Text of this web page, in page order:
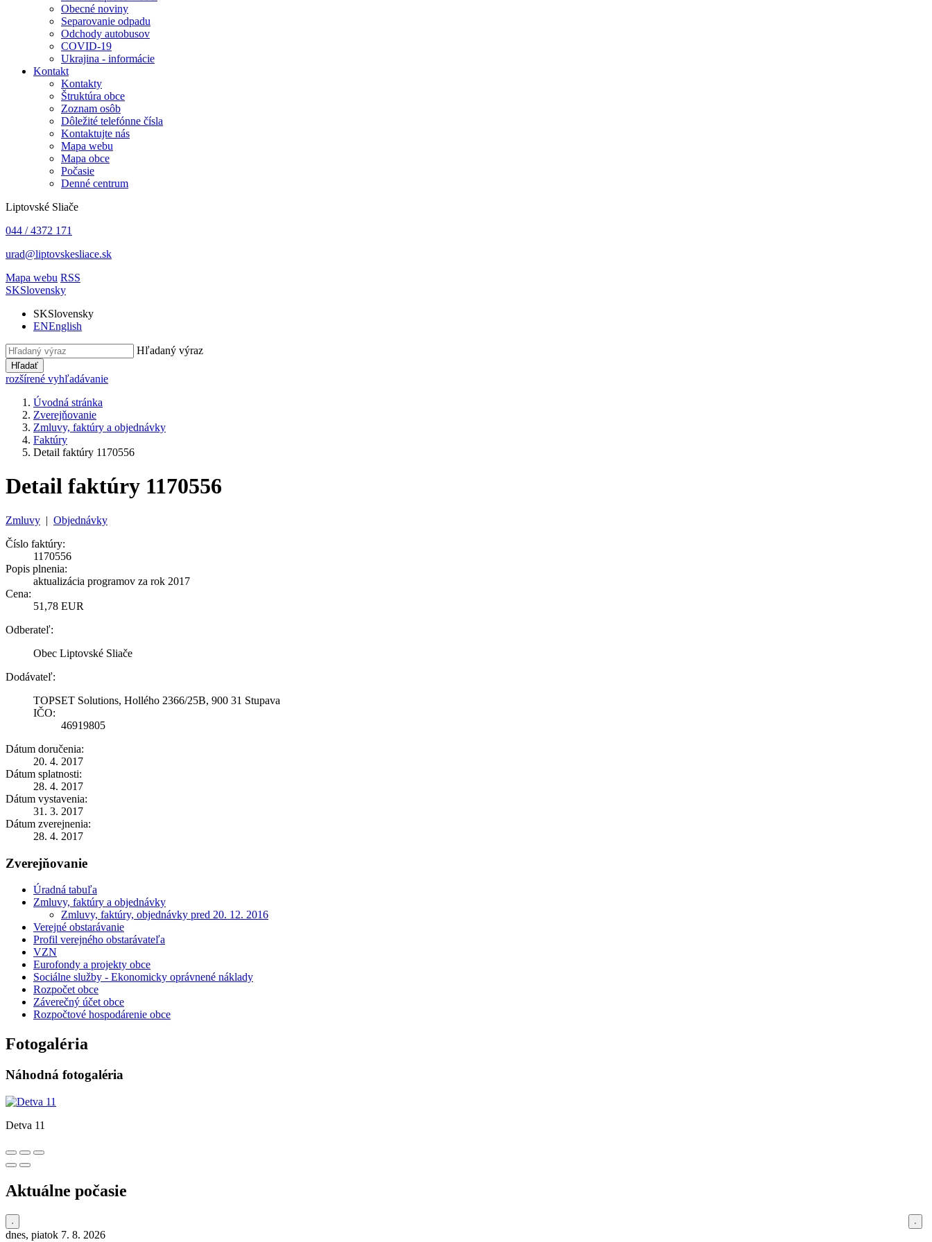
Obecné noviny
Separovanie odpadu
Odchody autobusov
COVID-19
Ukrajina - informácie
Kontakt
Kontakty
Štruktúra obce
Zoznam osôb
Dôležité telefónne čísla
Kontaktujte nás
Mapa webu
Mapa obce
Počasie
Denné centrum
Liptovské Sliače
044 / 4372 171
urad@liptovskesliace.sk
Mapa webu RSS
SKSlovensky
SKSlovensky
ENEnglish
Hľadaný výraz
Hľadať
rozšírené vyhľadávanie
Úvodná stránka
Zverejňovanie
Zmluvy, faktúry a objednávky
Faktúry
Detail faktúry 1170556
Detail faktúry 1170556
Zmluvy | Objednávky
Číslo faktúry:
1170556
Popis plnenia:
aktualizácia programov za rok 2017
Cena:
51,78 EUR
Odberateľ:
Obec Liptovské Sliače
Dodávateľ:
TOPSET Solutions, Hollého 2366/25B, 900 31 Stupava
IČO:
46919805
Dátum doručenia:
20. 4. 2017
Dátum splatnosti:
28. 4. 2017
Dátum vystavenia:
31. 3. 2017
Dátum zverejnenia:
28. 4. 2017
Zverejňovanie
Úradná tabuľa
Zmluvy, faktúry a objednávky
Zmluvy, faktúry, objednávky pred 20. 12. 2016
Verejné obstarávanie
Profil verejného obstarávateľa
VZN
Eurofondy a projekty obce
Sociálne služby - Ekonomicky oprávnené náklady
Rozpočet obce
Záverečný účet obce
Rozpočtové hospodárenie obce
Fotogaléria
Náhodná fotogaléria
Detva 11
Aktuálne počasie
dnes, piatok 7. 8. 2026